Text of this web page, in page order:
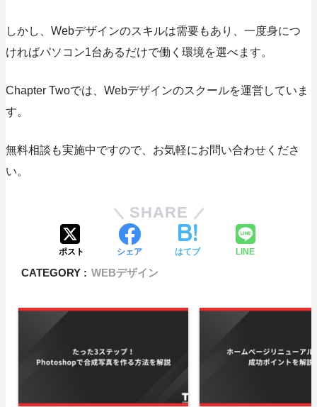
しかし、Webデザインのスキルは需要もあり、 一度身につ
ければパソコン1台あるだけで働く環境を選べます。
Chapter Twoでは、Webデザインのスクールを運営していま
す。
無料相談も実施中ですので、お気軽にお問い合わせくださ
い。
SHARE
ポスト シェア はてブ LINE
CATEGORY : WEBデザイン